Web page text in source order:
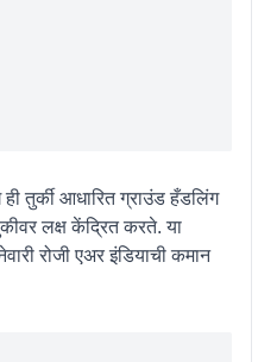
तुर्की आधारित ग्राउंड हँडलिंग
लक्ष केंद्रित करते. या
रोजी एअर इंडियाची कमान